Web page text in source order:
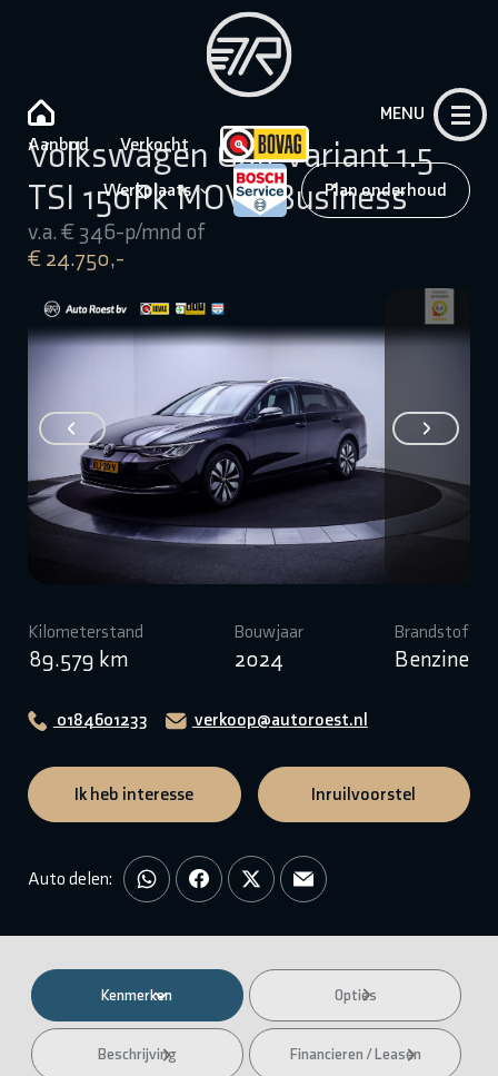
Aanbod Verkocht
Werkplaats Plan onderhoud
MENU
Volkswagen Golf Variant 1.5
TSI 150Pk MOVE Business
v.a. € 346-p/mnd of
€ 24.750,-
Kilometerstand
89.579 km
Bouwjaar
2024
Brandstof
Benzine
0184601233 verkoop@autoroest.nl
Ik heb interesse Inruilvoorstel
Auto delen:
Kenmerken Opties
Beschrijving Financieren / Leasen